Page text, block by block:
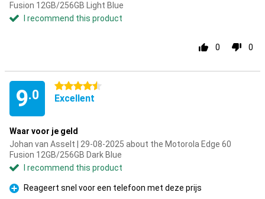
Fusion 12GB/256GB Light Blue
I recommend this product
0 0
9.0
4.5 stars
Excellent
Waar voor je geld
Johan van Asselt | 29-08-2025 about the Motorola Edge 60
Fusion 12GB/256GB Dark Blue
I recommend this product
Pro
Reageert snel voor een telefoon met deze prijs